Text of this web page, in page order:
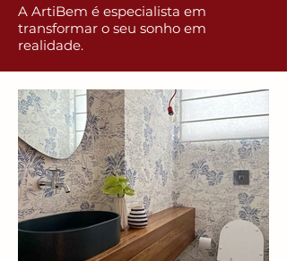
A ArtiBem é especialista em
transformar o seu sonho em
realidade.